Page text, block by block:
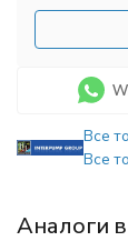
Все
Все
Аналоги